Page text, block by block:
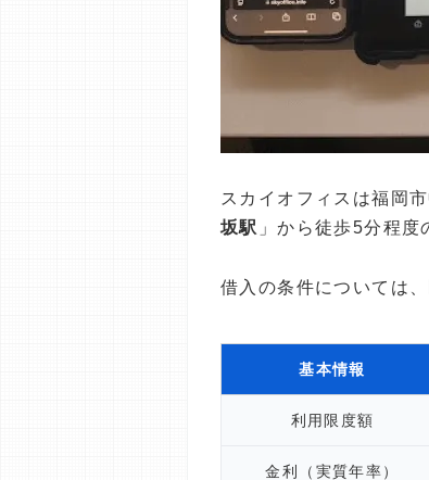
スカイオフィスは福岡
坂駅 」から徒歩5分程度
借入の条件については
基本情報
利用限度額
金利（実質年率）